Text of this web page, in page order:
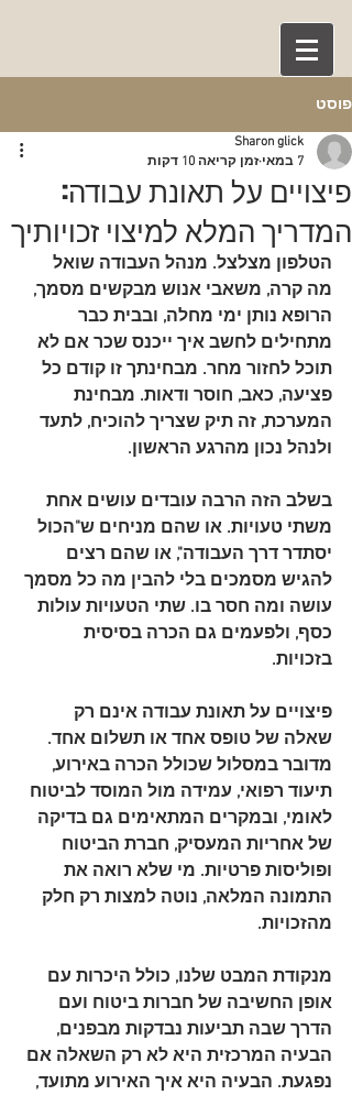
פוסט
פיצויים על תאונת עבודה:
המדריך המלא למיצוי זכויותיך
Sharon glick
7 במאי
זמן קריאה 10 דקות
הטלפון מצלצל. מנהל העבודה שואל
מה קרה, משאבי אנוש מבקשים מסמך,
הרופא נותן ימי מחלה, ובבית כבר
מתחילים לחשב איך ייכנס שכר אם לא
תוכל לחזור מחר. מבחינתך זו קודם כל
פציעה, כאב, חוסר ודאות. מבחינת
המערכת, זה תיק שצריך להוכיח, לתעד
ולנהל נכון מהרגע הראשון.
בשלב הזה הרבה עובדים עושים אחת
משתי טעויות. או שהם מניחים ש"הכול
יסתדר דרך העבודה", או שהם רצים
להגיש מסמכים בלי להבין מה כל מסמך
עושה ומה חסר בו. שתי הטעויות עולות
כסף, ולפעמים גם הכרה בסיסית
בזכויות.
פיצויים על תאונת עבודה אינם רק
שאלה של טופס אחד או תשלום אחד.
מדובר במסלול שכולל הכרה באירוע,
תיעוד רפואי, עמידה מול המוסד לביטוח
לאומי, ובמקרים המתאימים גם בדיקה
של אחריות המעסיק, חברת הביטוח
ופוליסות פרטיות. מי שלא רואה את
התמונה המלאה, נוטה למצות רק חלק
מהזכויות.
מנקודת המבט שלנו, כולל היכרות עם
אופן החשיבה של חברות ביטוח ועם
הדרך שבה תביעות נבדקות מבפנים,
הבעיה המרכזית היא לא רק השאלה אם
נפגעת. הבעיה היא איך האירוע מתועד,